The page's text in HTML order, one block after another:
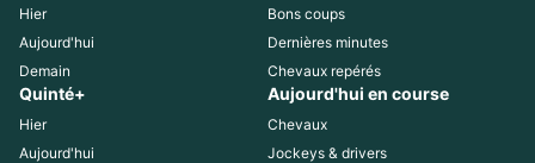
Hier
Aujourd'hui
Demain
Bons coups
Dernières minutes
Chevaux repérés
Quinté+
Hier
Aujourd'hui
Aujourd'hui en course
Chevaux
Jockeys & drivers